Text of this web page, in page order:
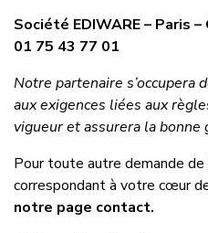
Société EDIWARE – Paris –
01 75 43 77 01
Notre partenaire s’occupera
aux exigences liées aux
vigueur et assurera la
Pour toute autre demande
correspondant à votre cœur
notre page contact.